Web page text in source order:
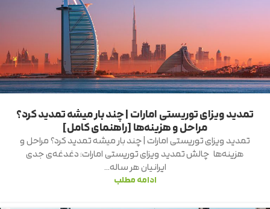
تمدید ویزای توریستی امارات | چند بار میشه تمدید کرد؟
مراحل و هزینه‌ها [راهنمای کامل]
تمدید ویزای توریستی امارات | چند بار میشه تمدید کرد؟ مراحل و
هزینه‌ها چالش تمدید ویزای توریستی امارات؛ دغدغه‌ی جدی
ایرانیان هر ساله...
ادامه مطلب